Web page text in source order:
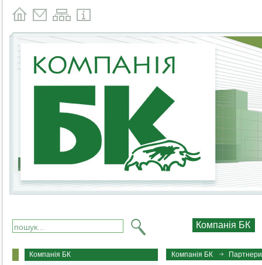
Компанія БК
Компанія БК Компанія БК Партнери